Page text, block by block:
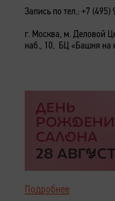
Запись по тел.: +7 (495)
г. Москва, м. Деловой
наб., 10, БЦ «Башня на
Подробнее